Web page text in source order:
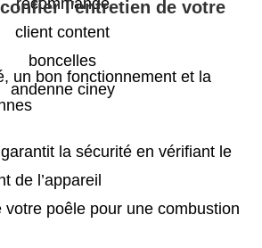
l'entretien de votre
un bon fonctionnement et la
la sécurité en vérifiant le
de l’appareil
votre poêle pour une combustion